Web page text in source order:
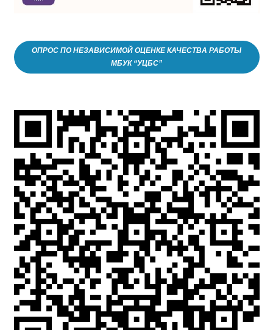
ОПРОС ПО НЕЗАВИСИМОЙ ОЦЕНКЕ КАЧЕСТВА РАБОТЫ
МБУК “УЦБС”